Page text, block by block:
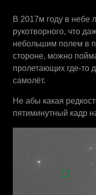
В 2017м году в небе
рукотворного, что
небольшим полем в
стороне, можно
пролетающих где-то
самолёт.
Не абы какая
пятиминутный кадр